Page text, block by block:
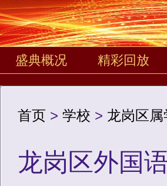
盛典概况 精彩回放
首页 > 学校 > 龙岗区属
龙岗区外国